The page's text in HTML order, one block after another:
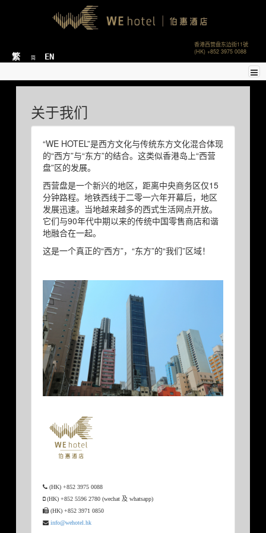
香港西营盘东边街11號
(HK) +852 3975 0088
繁 简 EN
关于我们
“WE HOTEL”是西方文化与传统东方文化混合体现
的“西方”与“东方”的结合。这类似香港岛上“西营
盘”区的发展。
西营盘是一个新兴的地区，距离中央商务区仅15
分钟路程。地铁西线于二零一六年开幕后，地区
发展迅速。当地越来越多的西式生活网点开放。
它们与90年代中期以来的传统中国零售商店和谐
地融合在一起。
这是一个真正的“西方”，“东方”的“我们”区域！
(HK) +852 3975 0088
(HK) +852 5596 2780 (wechat 及 whatsapp)
(HK) +852 3971 0850
info@wehotel.hk